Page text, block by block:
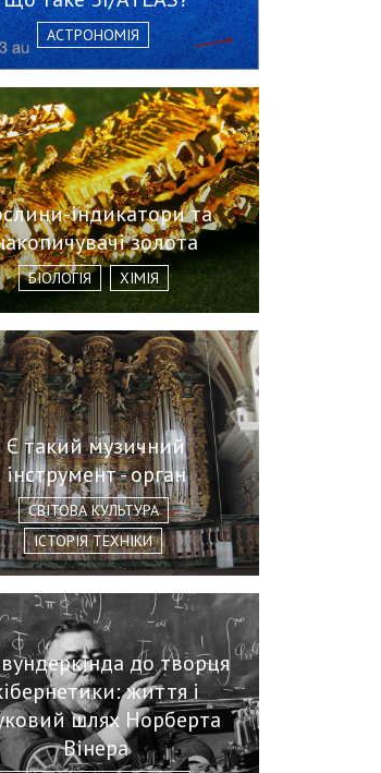
АСТРОНОМІЯ
індикатори та
золота
БІОЛОГІЯ ХІМІЯ
Є такий музичний
інструмент - орган
СВІТОВА КУЛЬТУРА
ІСТОРІЯ ТЕХНІКИ
до творця
життя і
шлях Норберта
Вінера